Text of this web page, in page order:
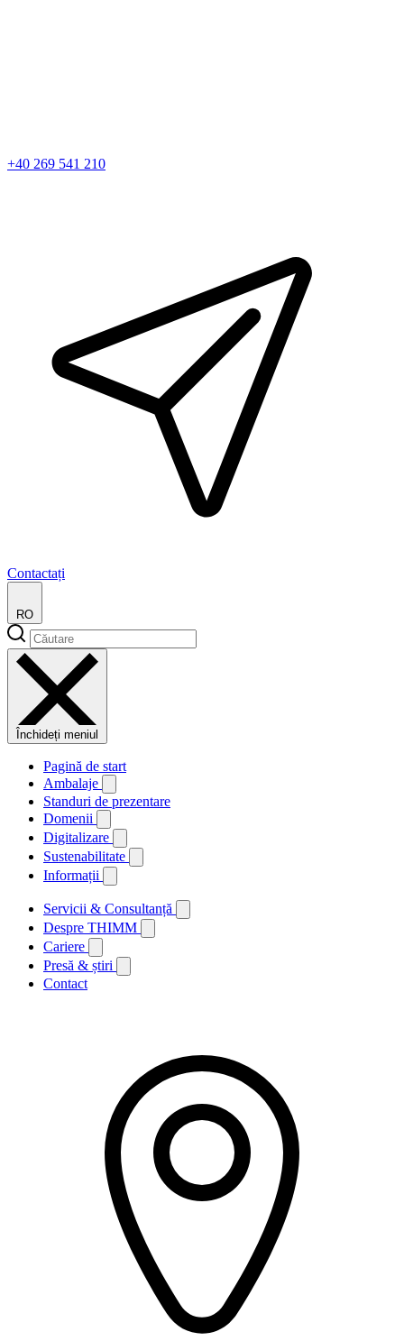
+40 269 541 210
Contactați
RO
Închideți meniul
Pagină de start
Ambalaje
Standuri de prezentare
Domenii
Digitalizare
Sustenabilitate
Informații
Servicii & Consultanță
Despre THIMM
Cariere
Presă & știri
Contact